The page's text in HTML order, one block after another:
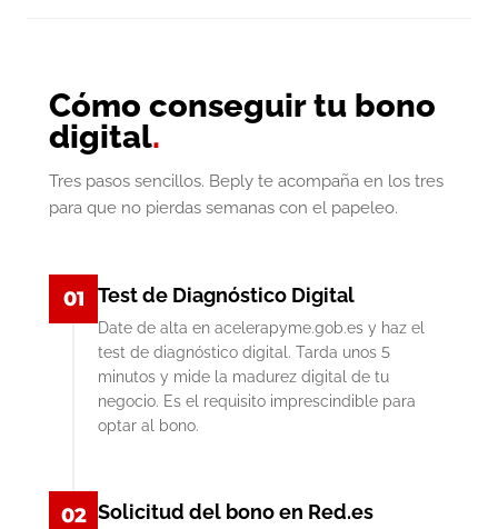
Cómo conseguir tu bono
digital.
Tres pasos sencillos. Beply te acompaña en los tres
para que no pierdas semanas con el papeleo.
01 Test de Diagnóstico Digital
Date de alta en acelerapyme.gob.es y haz el
test de diagnóstico digital. Tarda unos 5
minutos y mide la madurez digital de tu
negocio. Es el requisito imprescindible para
optar al bono.
02 Solicitud del bono en Red.es